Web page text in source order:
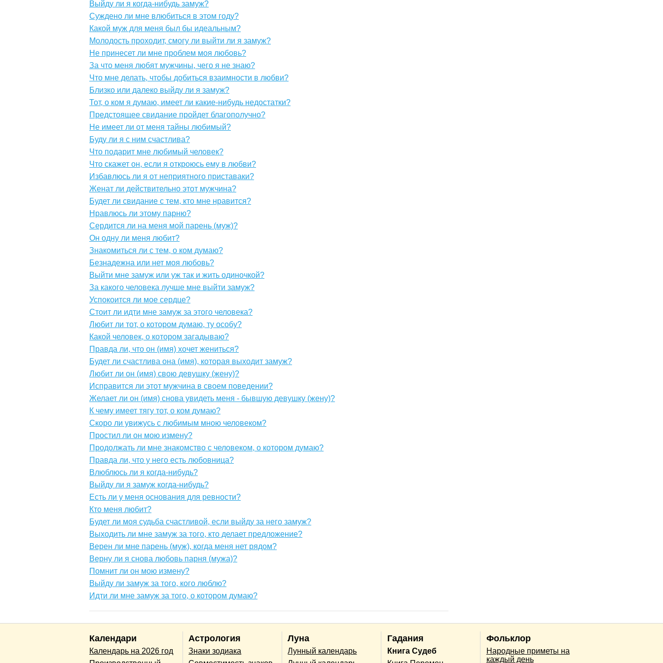
Выйду ли я когда-нибудь замуж?
Суждено ли мне влюбиться в этом году?
Какой муж для меня был бы идеальным?
Молодость проходит, смогу ли выйти ли я замуж?
Не принесет ли мне проблем моя любовь?
За что меня любят мужчины, чего я не знаю?
Что мне делать, чтобы добиться взаимности в любви?
Близко или далеко выйду ли я замуж?
Тот, о ком я думаю, имеет ли какие-нибудь недостатки?
Предстоящее свидание пройдет благополучно?
Не имеет ли от меня тайны любимый?
Буду ли я с ним счастлива?
Что подарит мне любимый человек?
Что скажет он, если я откроюсь ему в любви?
Избавлюсь ли я от неприятного приставаки?
Женат ли действительно этот мужчина?
Будет ли свидание с тем, кто мне нравится?
Нравлюсь ли этому парню?
Сердится ли на меня мой парень (муж)?
Он одну ли меня любит?
Знакомиться ли с тем, о ком думаю?
Безнадежна или нет моя любовь?
Выйти мне замуж или уж так и жить одиночкой?
За какого человека лучше мне выйти замуж?
Успокоится ли мое сердце?
Стоит ли идти мне замуж за этого человека?
Любит ли тот, о котором думаю, ту особу?
Какой человек, о котором загадываю?
Правда ли, что он (имя) хочет жениться?
Будет ли счастлива она (имя), которая выходит замуж?
Любит ли он (имя) свою девушку (жену)?
Исправится ли этот мужчина в своем поведении?
Желает ли он (имя) снова увидеть меня - бывшую девушку (жену)?
К чему имеет тягу тот, о ком думаю?
Скоро ли увижусь с любимым мною человеком?
Простил ли он мою измену?
Продолжать ли мне знакомство с человеком, о котором думаю?
Правда ли, что у него есть любовница?
Влюблюсь ли я когда-нибудь?
Выйду ли я замуж когда-нибудь?
Есть ли у меня основания для ревности?
Кто меня любит?
Будет ли моя судьба счастливой, если выйду за него замуж?
Выходить ли мне замуж за того, кто делает предложение?
Верен ли мне парень (муж), когда меня нет рядом?
Верну ли я снова любовь парня (мужа)?
Помнит ли он мою измену?
Выйду ли замуж за того, кого люблю?
Идти ли мне замуж за того, о котором думаю?
Календари
Календарь на 2026 год
Астрология
Знаки зодиака
Луна
Лунный календарь
Гадания
Книга Судеб
Фольклор
Народные приметы на
каждый день